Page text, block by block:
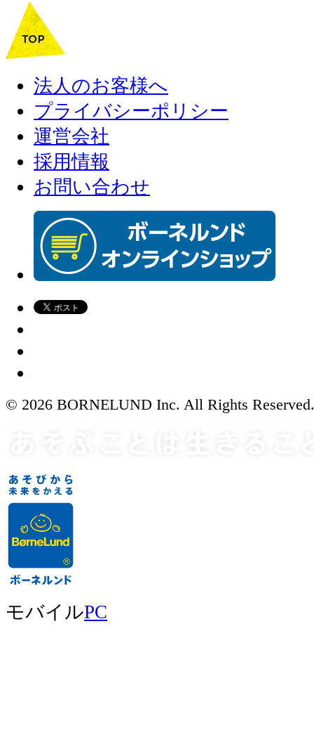
法人のお客様へ
プライバシーポリシー
運営会社
採用情報
お問い合わせ
© 2026 BORNELUND Inc. All Rights Reserved.
モバイルPC